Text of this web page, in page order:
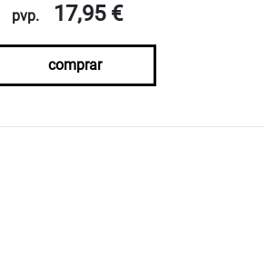
pvp. 17,95 €
comprar